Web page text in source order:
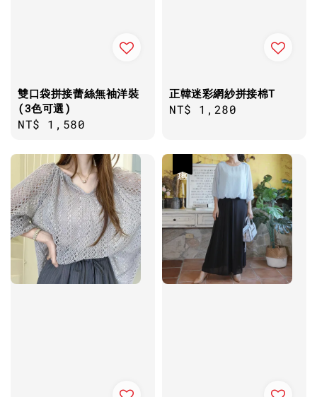
雙口袋拼接蕾絲無袖洋裝
(3色可選)
Regular
NT$ 1,580
正韓迷彩網紗拼接棉T
Regular
NT$ 1,280